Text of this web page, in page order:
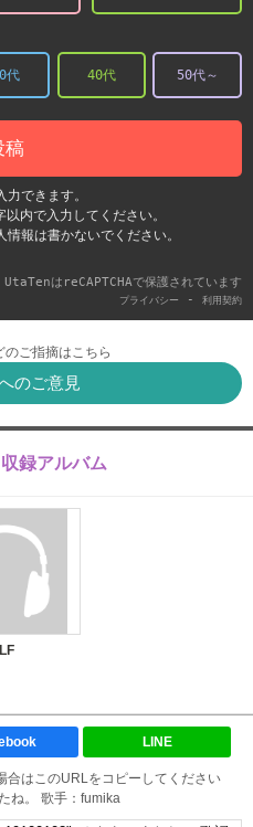
代 40代 50代～
稿
できます。
内で入力してください。
報は書かないでください。
UtaTenはreCAPTCHAで保護されています
プライバシー - 利用契約
ご指摘はこちら
のご意見
録アルバム
LINE
合はこのURLをコピーしてください
ね。 歌手：fumika